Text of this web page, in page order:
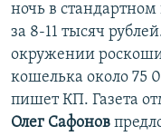
ночь в
за 8-11 тысяч
окружении роскоши
кошелька около 75
пишет КП. Газета
Олег Сафонов